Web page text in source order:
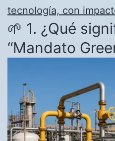
tecnología, con
🌱 1. ¿Qué
“Mandato